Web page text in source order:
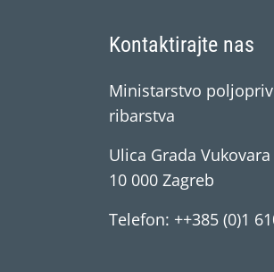
Kontaktirajte nas
Ministarstvo
ribarstva
Ulica Grada Vukovara
10 000 Zagreb
Telefon: ++385 (0)1